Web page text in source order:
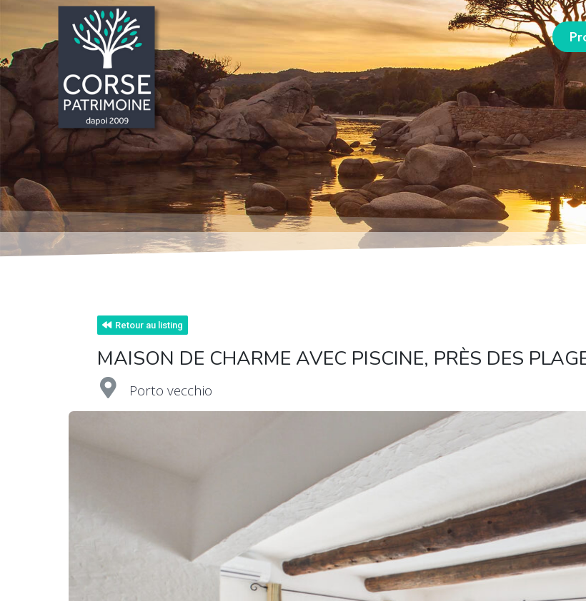
Retour au listing
MAISON DE CHARME AVEC PISCINE, PRÈS DES
Porto vecchio